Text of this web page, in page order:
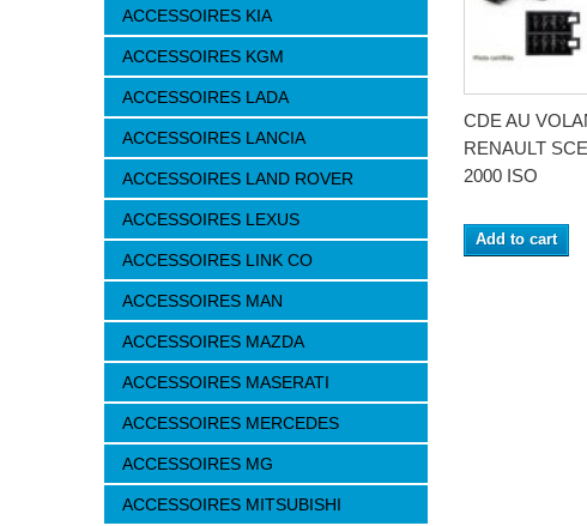
ACCESSOIRES KIA
ACCESSOIRES KGM
ACCESSOIRES LADA
ACCESSOIRES LANCIA
ACCESSOIRES LAND ROVER
ACCESSOIRES LEXUS
ACCESSOIRES LINK CO
ACCESSOIRES MAN
ACCESSOIRES MAZDA
ACCESSOIRES MASERATI
ACCESSOIRES MERCEDES
ACCESSOIRES MG
ACCESSOIRES MITSUBISHI
CDE AU
RENAULT
2000 ISO
Add to cart